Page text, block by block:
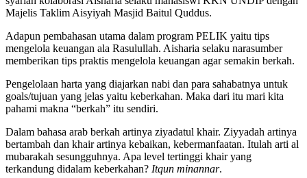
Majelis Taklim Aisyiyah Masjid Baitul Quddus.
Adapun pembahasan utama dalam program PELIK yaitu tips
mengelola keuangan ala Rasulullah. Aisharia selaku narasumber
memberikan tips praktis mengelola keuangan agar semakin berkah.
Pengelolaan harta yang diajarkan nabi dan para sahabatnya untuk
goals/tujuan yang jelas yaitu keberkahan. Maka dari itu mari kita
pahami makna “berkah” itu sendiri.
Dalam bahasa arab berkah artinya ziyadatul khair. Ziyyadah artinya
bertambah dan khair artinya kebaikan, kebermanfaatan. Itulah arti al
mubarakah sesungguhnya. Apa level tertinggi khair yang
terkandung didalam keberkahan? Itqun minannar.